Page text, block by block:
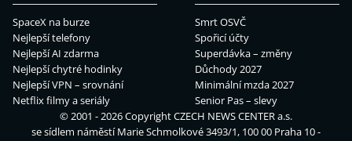
SpaceX na burze
Nejlepší telefony
Nejlepší AI zdarma
Nejlepší chytré hodinky
Nejlepší VPN – srovnání
Netflix filmy a seriály
Smrt OSVČ
Spořicí účty
Superdávka – změny
Důchody 2027
Minimální mzda 2027
Senior Pas – slevy
© 2001 - 2026 CopyrightCZECH NEWS CENTER a.s.
se sídlem náměstí Marie Schmolkové 3493/1, 100 00 Praha 10 -